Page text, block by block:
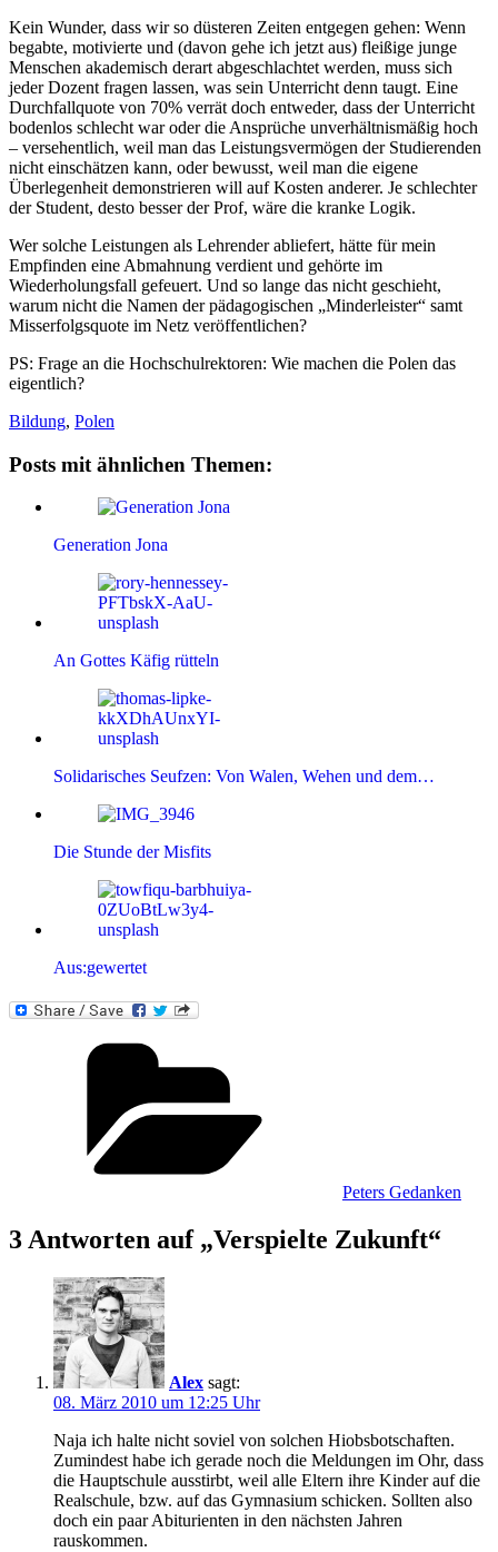
Kein Wunder, dass wir so düsteren Zeiten entgegen gehen: Wenn
begabte, motivierte und (davon gehe ich jetzt aus) fleißige junge
Menschen akademisch derart abgeschlachtet werden, muss sich
jeder Dozent fragen lassen, was sein Unterricht denn taugt. Eine
Durchfallquote von 70% verrät doch entweder, dass der Unterricht
bodenlos schlecht war oder die Ansprüche unverhältnismäßig hoch
– versehentlich, weil man das Leistungsvermögen der Studierenden
nicht einschätzen kann, oder bewusst, weil man die eigene
Überlegenheit demonstrieren will auf Kosten anderer. Je schlechter
der Student, desto besser der Prof, wäre die kranke Logik.
Wer solche Leistungen als Lehrender abliefert, hätte für mein
Empfinden eine Abmahnung verdient und gehörte im
Wiederholungsfall gefeuert. Und so lange das nicht geschieht,
warum nicht die Namen der pädagogischen „Minderleister“ samt
Misserfolgsquote im Netz veröffentlichen?
PS: Frage an die Hochschulrektoren: Wie machen die Polen das
eigentlich?
Bildung, Polen
Posts mit ähnlichen Themen:
Generation Jona
An Gottes Käfig rütteln
Solidarisches Seufzen: Von Walen, Wehen und dem…
Die Stunde der Misfits
Aus:gewertet
Peters Gedanken
3 Antworten auf „Verspielte Zukunft“
Alex sagt:
08. März 2010 um 12:25 Uhr
Naja ich halte nicht soviel von solchen Hiobsbotschaften.
Zumindest habe ich gerade noch die Meldungen im Ohr, dass
die Hauptschule ausstirbt, weil alle Eltern ihre Kinder auf die
Realschule, bzw. auf das Gymnasium schicken. Sollten also
doch ein paar Abiturienten in den nächsten Jahren
rauskommen.